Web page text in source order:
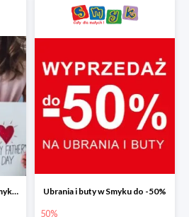
Prezenty na Dzień Ojca w Smyku do -40% Ubrania i buty w Smyku do -50%
50%